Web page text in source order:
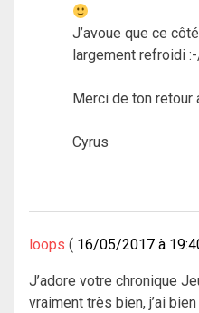
J’avoue que ce
largement refroidi
Merci de ton retour
Cyrus
loops 16/05/2017 à
J’adore votre chronique
vraiment très bien, j’ai